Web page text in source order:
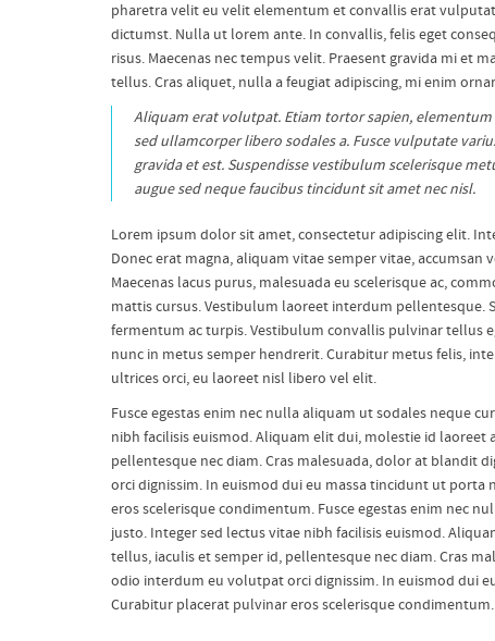
pharetra velit eu velit elementum et convallis erat
dictumst. Nulla ut lorem ante. In convallis, felis eget
risus. Maecenas nec tempus velit. Praesent gravida mi et
tellus. Cras aliquet, nulla a feugiat adipiscing, mi enim
Aliquam erat volutpat. Etiam tortor sapien,
sed ullamcorper libero sodales a. Fusce vulputate
gravida et est. Suspendisse vestibulum scelerisque
augue sed neque faucibus tincidunt sit amet nec nisl.
Lorem ipsum dolor sit amet, consectetur adipiscing elit.
Donec erat magna, aliquam vitae semper vitae,
Maecenas lacus purus, malesuada eu scelerisque ac,
mattis cursus. Vestibulum laoreet interdum pellentesque.
fermentum ac turpis. Vestibulum convallis pulvinar tellus
nunc in metus semper hendrerit. Curabitur metus felis,
ultrices orci, eu laoreet nisl libero vel elit.
Fusce egestas enim nec nulla aliquam ut sodales neque
nibh facilisis euismod. Aliquam elit dui, molestie id laoreet
pellentesque nec diam. Cras malesuada, dolor at
orci dignissim. In euismod dui eu massa tincidunt ut
eros scelerisque condimentum. Fusce egestas enim nec
justo. Integer sed lectus vitae nibh facilisis euismod.
tellus, iaculis et semper id, pellentesque nec diam. Cras
odio interdum eu volutpat orci dignissim. In euismod dui
Curabitur placerat pulvinar eros scelerisque condimentum.